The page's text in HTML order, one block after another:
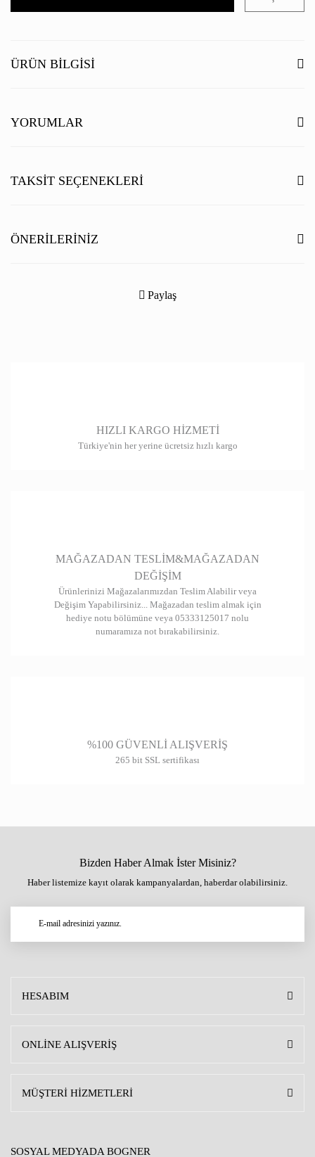
ÜRÜN BILGISI
rahatlık sunar. Yüksek esneklik yüzdesi ve vücudu saran siluet, yüksek
YORUMLAR
Bu ürüne ilk yorumu siz yapın!
TAKSIT SEÇENEKLERI
ÖNERILERINIZ
yetersiz gördüğünüz noktaları öneri formunu kullanarak tarafımıza
Ürün fiyatı diğer sitelerden daha pahalı.
Gönder
Paylaş
HIZLI KARGO HİZMETİ
Türkiye'nin her yerine ücretsiz hızlı kargo
MAĞAZADAN TESLİM&MAĞAZADAN
DEĞİŞİM
Ürünlerinizi Mağazalarımızdan Teslim Alabilir veya
Değişim Yapabilirsiniz... Mağazadan teslim almak için
hediye notu bölümüne veya 05333125017 nolu
numaramıza not bırakabilirsiniz.
%100 GÜVENLİ ALIŞVERİŞ
265 bit SSL sertifikası
Bizden Haber Almak İster Misiniz?
Haber listemize kayıt olarak kampanyalardan, haberdar olabilirsiniz.
HESABIM
ONLİNE ALIŞVERİŞ
MÜŞTERİ HİZMETLERİ
SOSYAL MEDYADA BOGNER